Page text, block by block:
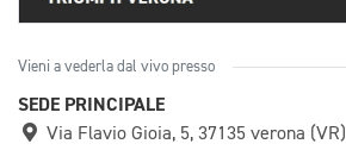
Vieni a vederla dal vivo presso
SEDE PRINCIPALE
Via Flavio Gioia, 5, 37135 verona (VR)